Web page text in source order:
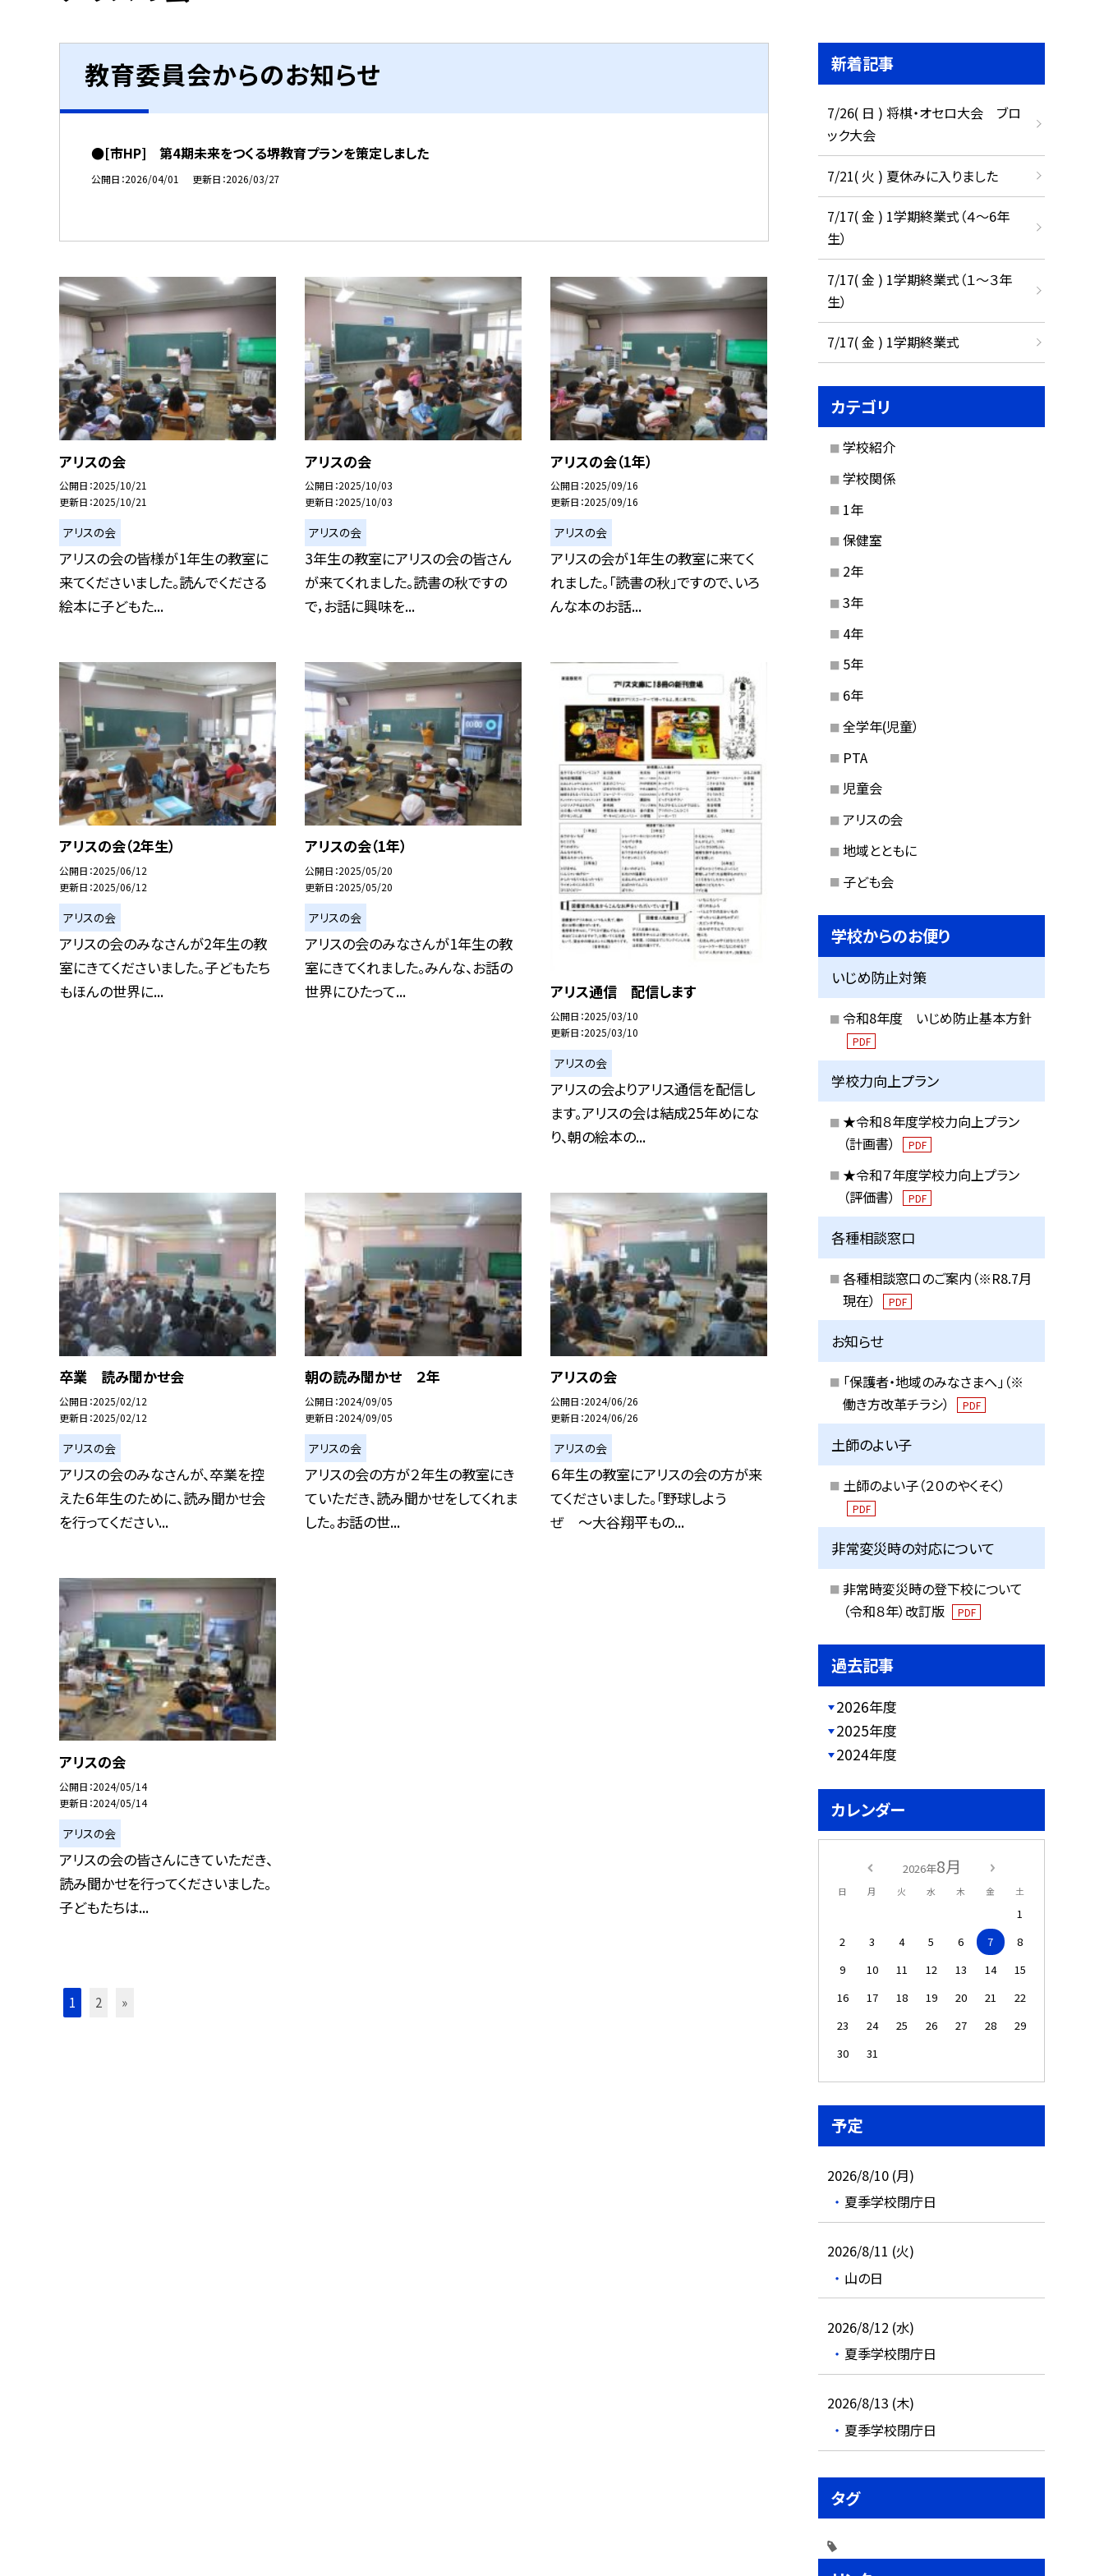
教育委員会からのお知らせ
●[市HP] 第4期未来をつくる堺教育プランを策定しました
公開日 2026/04/01 更新日 2026/03/27
アリスの会
公開日 2025/10/21
更新日 2025/10/21
アリスの会
アリスの会の皆様が1年生の教室に
来てくださいました。読んでくださる
絵本に子どもた...
アリスの会
公開日 2025/10/03
更新日 2025/10/03
アリスの会
3年生の教室にアリスの会の皆さん
が来てくれました。読書の秋ですの
で，お話に興味を...
アリスの会（1年）
公開日 2025/09/16
更新日 2025/09/16
アリスの会
アリスの会が1年生の教室に来てく
れました。「読書の秋」ですので、いろ
んな本のお話...
アリスの会（2年生）
公開日 2025/06/12
更新日 2025/06/12
アリスの会
アリスの会のみなさんが2年生の教
室にきてくださいました。子どもたち
もほんの世界に...
アリスの会（1年）
公開日 2025/05/20
更新日 2025/05/20
アリスの会
アリスの会のみなさんが1年生の教
室にきてくれました。みんな、お話の
世界にひたって...
アリス通信 配信します
公開日 2025/03/10
更新日 2025/03/10
アリスの会
アリスの会よりアリス通信を配信し
ます。アリスの会は結成25年めにな
り、朝の絵本の...
卒業 読み聞かせ会
公開日 2025/02/12
更新日 2025/02/12
アリスの会
アリスの会のみなさんが、卒業を控
えた６年生のために、読み聞かせ会
を行ってください...
朝の読み聞かせ ２年
公開日 2024/09/05
更新日 2024/09/05
アリスの会
アリスの会の方が２年生の教室にき
ていただき、読み聞かせをしてくれま
した。お話の世...
アリスの会
公開日 2024/06/26
更新日 2024/06/26
アリスの会
６年生の教室にアリスの会の方が来
てくださいました。「野球しよう
ぜ 〜大谷翔平もの...
アリスの会
公開日 2024/05/14
更新日 2024/05/14
アリスの会
アリスの会の皆さんにきていただき、
読み聞かせを行ってくださいました。
子どもたちは...
1 2 »
新着記事
7/26( 日 ) 将棋・オセロ大会 ブロ
ック大会
7/21( 火 ) 夏休みに入りました
7/17( 金 ) 1学期終業式（４～6年
生）
7/17( 金 ) 1学期終業式（１～３年
生）
7/17( 金 ) 1学期終業式
カテゴリ
学校紹介
学校関係
1年
保健室
2年
3年
4年
5年
6年
全学年(児童）
PTA
児童会
アリスの会
地域とともに
子ども会
学校からのお便り
いじめ防止対策
令和8年度 いじめ防止基本方針
PDF
学校力向上プラン
★令和８年度学校力向上プラン
（計画書）
PDF
★令和７年度学校力向上プラン
（評価書）
PDF
各種相談窓口
各種相談窓口のご案内（※R8.7月
現在）
PDF
お知らせ
「保護者・地域のみなさまへ」（※
働き方改革チラシ）
PDF
土師のよい子
土師のよい子（２０のやくそく）
PDF
非常変災時の対応について
非常時変災時の登下校について
（令和８年）改訂版
PDF
過去記事
2026年度
2025年度
2024年度
カレンダー
2026年8月
日 月 火 水 木 金 土
1
2
3 4 5 6 7
8
9
10 11 12 13 14
15
16
17 18 19 20 21
22
23
24 25 26 27 28
29
30
31
予定
2026/8/10 (月)
夏季学校閉庁日
2026/8/11 (火)
山の日
2026/8/12 (水)
夏季学校閉庁日
2026/8/13 (木)
夏季学校閉庁日
タグ